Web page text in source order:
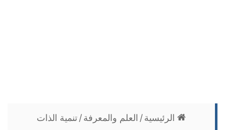
الرئيسية/ العلم والمعرفة/تنمية الذات